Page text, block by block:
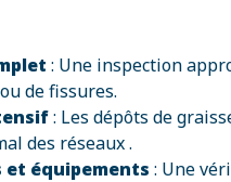
: Une inspection
de fissures.
: Les dépôts de
des réseaux .
équipements : Une